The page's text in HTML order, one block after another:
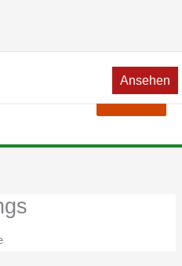
Menü
Ansehen